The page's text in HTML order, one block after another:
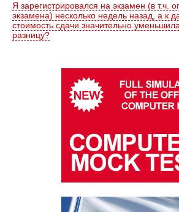
Я зарегистрировался на экзамен (в т.ч.
экзамена) несколько недель назад, а к
стоимость сдачи значительно
разницу?